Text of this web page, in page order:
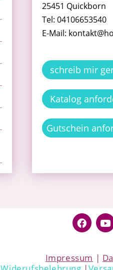
25451 Quickborn
Tel: 04106653540
E-Mail:
schreib mir
Katalog
Gutschein
Impressum |